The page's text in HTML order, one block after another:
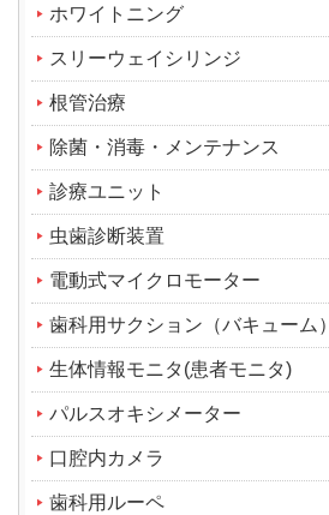
ホワイトニング
スリーウェイシリンジ
根管治療
除菌・消毒・メンテナンス
診療ユニット
虫歯診断装置
電動式マイクロモーター
歯科用サクション（バキューム）
生体情報モニタ(患者モニタ)
パルスオキシメーター
口腔内カメラ
歯科用ルーペ